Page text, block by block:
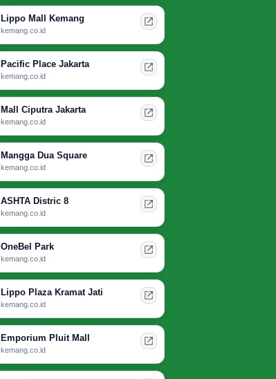
Lippo Mall Kemang
kemang.co.id
Pacific Place Jakarta
kemang.co.id
Mall Ciputra Jakarta
kemang.co.id
Mangga Dua Square
kemang.co.id
ASHTA Distric 8
kemang.co.id
OneBel Park
kemang.co.id
Lippo Plaza Kramat Jati
kemang.co.id
Emporium Pluit Mall
kemang.co.id